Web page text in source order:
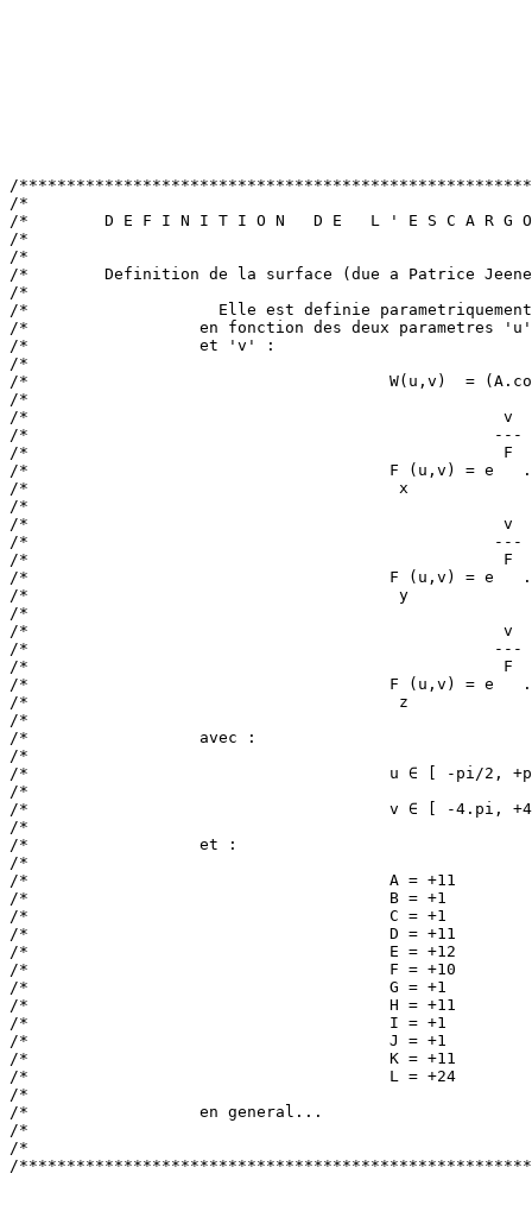
/
/*
/*        D E F I N I T I O N   D E   L ' E S C A R
/*
/*
/*        Definition de la surface (due a Patrice
/*
/*                    Elle est definie
/*                  en fonction des deux
/*                  et 'v' :
/*
/*                                      W(u,v)  =
/*
/*
/*
/*
/*                                      F (u,v) = e
/*                                       x
/*
/*
/*
/*
/*                                      F (u,v) = e
/*                                       y
/*
/*
/*
/*
/*                                      F (u,v) = e
/*                                       z
/*
/*                  avec :
/*
/*                                      u ∈ [ -pi/
/*
/*                                      v ∈ [ -4.pi,
/*
/*                  et :
/*
/*                                      A = +11
/*                                      B = +1
/*                                      C = +1
/*                                      D = +11
/*                                      E = +12
/*                                      F = +10
/*                                      G = +1
/*                                      H = +11
/*                                      I = +1
/*                                      J = +1
/*                                      K = +11
/*                                      L = +24
/*
/*                  en general...
/*
/*